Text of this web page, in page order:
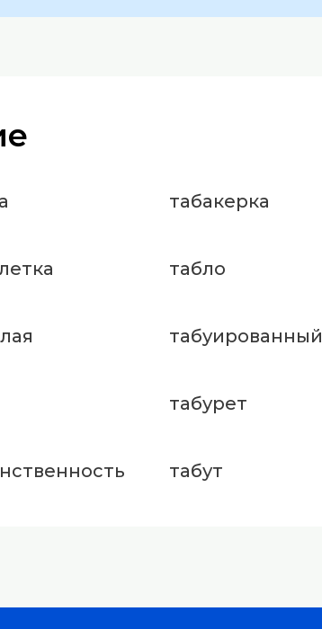
табакерка
табло
табуированный
табурет
табут